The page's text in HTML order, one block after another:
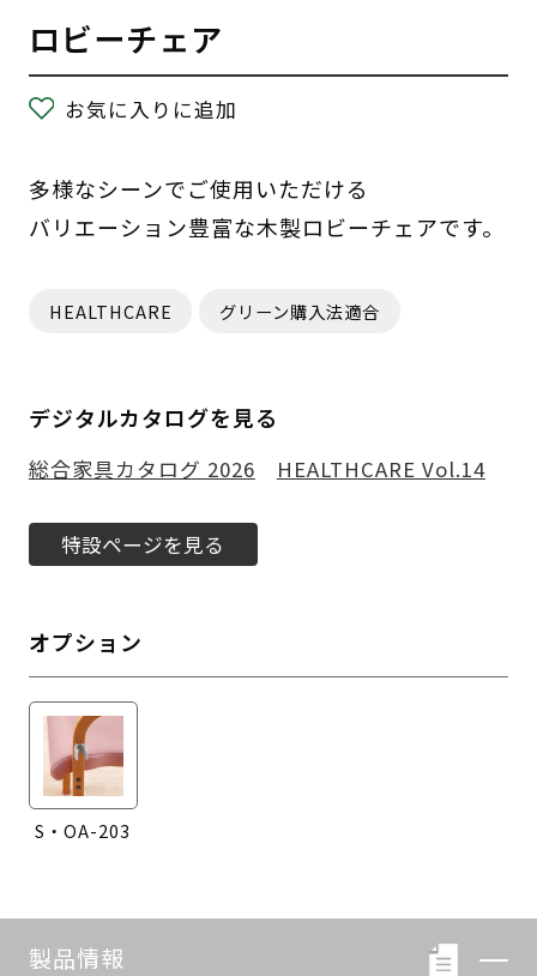
ロビーチェア
お気に入りに追加
多様なシーンでご使用いただける
バリエーション豊富な木製ロビーチェアです。
HEALTHCARE グリーン購入法適合
デジタルカタログを見る
総合家具カタログ 2026 HEALTHCARE Vol.14
特設ページを見る
オプション
S・OA-203
製品情報